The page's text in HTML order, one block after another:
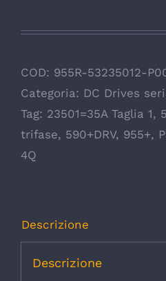
COD: 955R-53235012-
Categoria: DC Drives
Tag: 23501=35A Taglia 1,
trifase, 590+DRV, 955+,
4Q
Descrizione
Descrizione